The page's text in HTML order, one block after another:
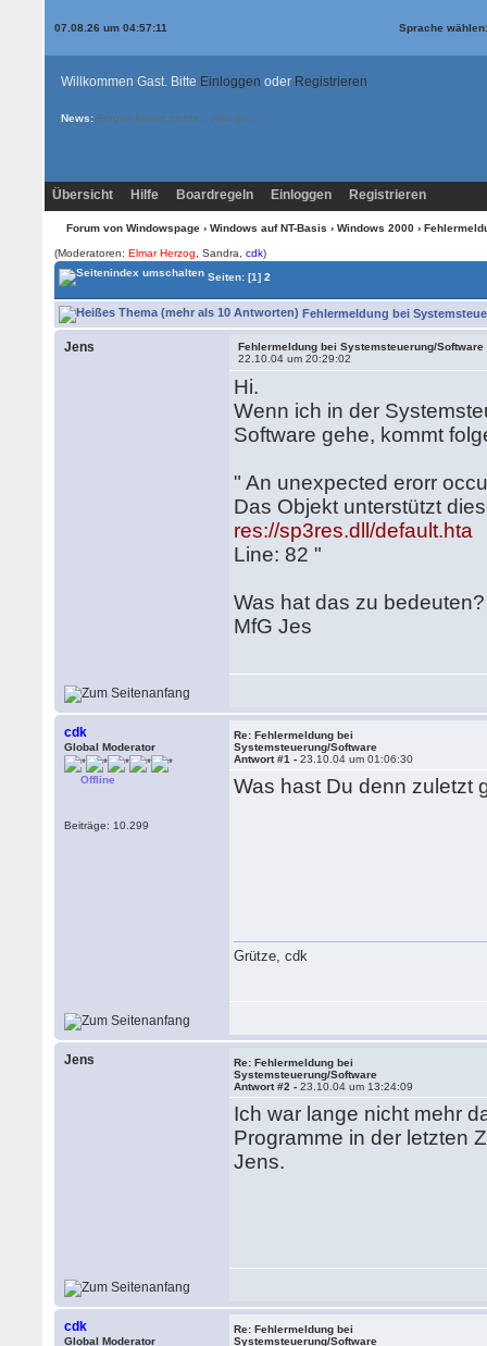
07.08.26 um 04:57:11 Sprache
Willkommen Gast. Bitte Einloggen oder Registrieren
News: Fragen kostet nichts... Also los....
Übersicht Hilfe Boardregeln Einloggen Registrieren
Forum von Windowspage› Windows auf NT-Basis › Windows 2000›
(Moderatoren:Elmar Herzog , Sandra,cdk)
Seiten:[1] 2
Fehlermeldung bei
Jens
Fehlermeldung bei Systemsteuerung/Software
22.10.04 um 20:29:02
Hi.
Wenn ich in der
Software gehe, kommt
" An unexpected erorr
Das Objekt unterstützt
res://sp3res.dll/default.hta
Line: 82 "
Was hat das zu bedeuten?
MfG Jes
cdk
Global Moderator
Offline
Beiträge: 10.299
Re: Fehlermeldung bei
Systemsteuerung/Software
Antwort #1 -23.10.04 um 01:06:30
Was hast Du denn zuletzt
Grütze, cdk
Jens
Re: Fehlermeldung bei
Systemsteuerung/Software
Antwort #2 -23.10.04 um 13:24:09
Ich war lange nicht mehr
Programme in der letzten
Jens.
cdk
Global Moderator
Re: Fehlermeldung bei
Systemsteuerung/Software